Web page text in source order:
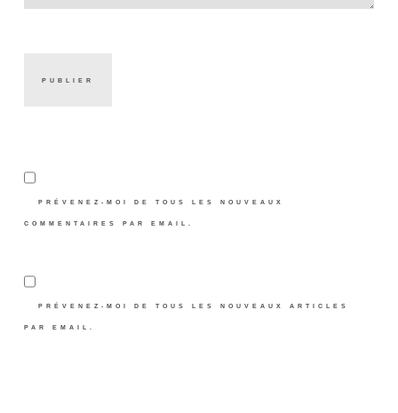
PRÉVENEZ-MOI DE TOUS LES NOUVEAUX
COMMENTAIRES PAR EMAIL.
PRÉVENEZ-MOI DE TOUS LES NOUVEAUX ARTICLES
PAR EMAIL.